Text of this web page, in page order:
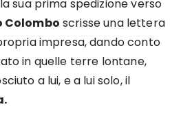
sua prima spedizione verso
Colombo scrisse una lettera
impresa, dando conto
in quelle terre lontane,
a lui, e a lui solo, il